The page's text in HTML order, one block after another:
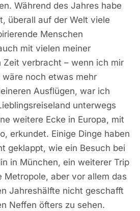
Während des Jahres habe
überall auf der Welt viele
Menschen
mit vielen meiner
Zeit verbracht – wenn ich mir
noch etwas mehr
Ausflügen, war ich
unterwegs
weitere Ecke in Europa, mit
erkundet. Einige Dinge haben
geklappt, wie ein Besuch bei
in München, ein weiterer Trip
Metropole, aber vor allem das
Jahreshälfte nicht geschafft
Neffen öfters zu sehen.